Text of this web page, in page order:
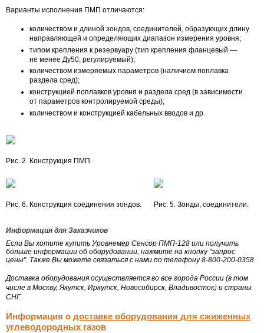
Варианты исполнения ПМП отличаются:
количеством и длиной зондов, соединителей, образующих длину
направляющей и определяющих диапазон измерения уровня;
типом крепления к резервуару (тип крепления фланцевый —
не менее Ду50, регулируемый);
количеством измеряемых параметров (наличием поплавка
раздела сред);
конструкцией поплавков уровня и раздела сред (в зависимости
от параметров контролируемой среды);
количеством и конструкцией кабельных вводов и др.
Рис. 2. Конструкция ПМП.
Рис. 6. Конструкция соединения зондов. Рис. 5. Зонды, соединители.
Информация для Заказчиков
Если Вы хотите купить Уровнемер Сенсор ПМП-128 или получить
больше информации об оборудовании, нажмите на кнопку "запрос
цены". Также Вы можете связаться с нами по телефону 8-800-200-0358.
Доставка оборудования осуществляется во все города России (в том
числе в Москву, Якутск, Иркутск, Новосибирск, Владивосток) и страны
СНГ.
Информация о доставке оборудования для сжиженных
углеводородных газов